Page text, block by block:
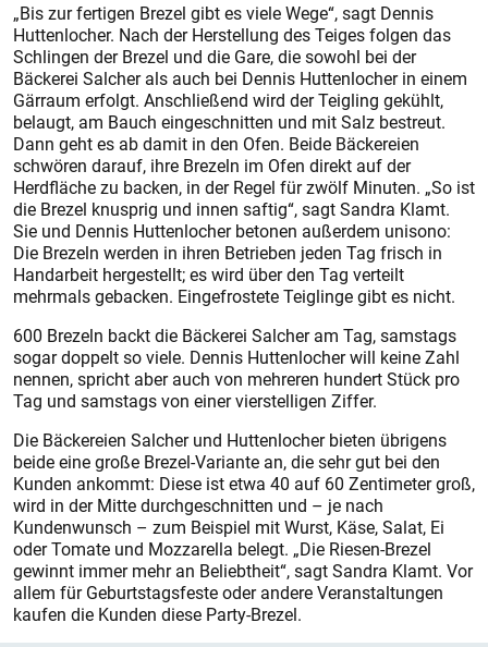
„Bis zur fertigen Brezel gibt es viele Wege“, sagt Dennis
Huttenlocher. Nach der Herstellung des Teiges folgen das
Schlingen der Brezel und die Gare, die sowohl bei der
Bäckerei Salcher als auch bei Dennis Huttenlocher in einem
Gärraum erfolgt. Anschließend wird der Teigling gekühlt,
belaugt, am Bauch eingeschnitten und mit Salz bestreut.
Dann geht es ab damit in den Ofen. Beide Bäckereien
schwören darauf, ihre Brezeln im Ofen direkt auf der
Herdfläche zu backen, in der Regel für zwölf Minuten. „So ist
die Brezel knusprig und innen saftig“, sagt Sandra Klamt.
Sie und Dennis Huttenlocher betonen außerdem unisono:
Die Brezeln werden in ihren Betrieben jeden Tag frisch in
Handarbeit hergestellt; es wird über den Tag verteilt
mehrmals gebacken. Eingefrostete Teiglinge gibt es nicht.
600 Brezeln backt die Bäckerei Salcher am Tag, samstags
sogar doppelt so viele. Dennis Huttenlocher will keine Zahl
nennen, spricht aber auch von mehreren hundert Stück pro
Tag und samstags von einer vierstelligen Ziffer.
Die Bäckereien Salcher und Huttenlocher bieten übrigens
beide eine große Brezel-Variante an, die sehr gut bei den
Kunden ankommt: Diese ist etwa 40 auf 60 Zentimeter groß,
wird in der Mitte durchgeschnitten und – je nach
Kundenwunsch – zum Beispiel mit Wurst, Käse, Salat, Ei
oder Tomate und Mozzarella belegt. „Die Riesen-Brezel
gewinnt immer mehr an Beliebtheit“, sagt Sandra Klamt. Vor
allem für Geburtstagsfeste oder andere Veranstaltungen
kaufen die Kunden diese Party-Brezel.